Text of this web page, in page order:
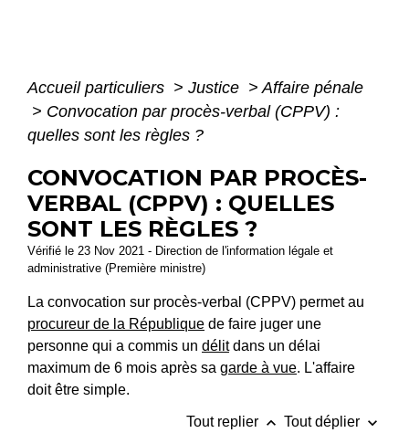
Accueil particuliers > Justice > Affaire pénale
> Convocation par procès-verbal (CPPV) :
quelles sont les règles ?
CONVOCATION PAR PROCÈS-
VERBAL (CPPV) : QUELLES
SONT LES RÈGLES ?
Vérifié le 23 Nov 2021 - Direction de l'information légale et
administrative (Première ministre)
La convocation sur procès-verbal (CPPV) permet au
procureur de la République de faire juger une
personne qui a commis un délitdans un délai
maximum de 6 mois après sa garde à vue. L'affaire
doit être simple.
Tout replier keyboard_arrow_up Tout déplier keyboard_arrow_down